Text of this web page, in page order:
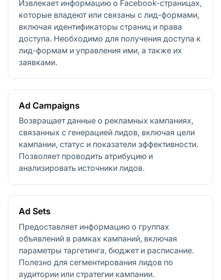
Извлекает информацию о Facebook-страницах,
которые владеют или связаны с лид-формами,
включая идентификаторы страниц и права
доступа. Необходимо для получения доступа к
лид-формам и управления ими, а также их
заявками.
Ad Campaigns
Возвращает данные о рекламных кампаниях,
связанных с генерацией лидов, включая цели
кампании, статус и показатели эффективности.
Позволяет проводить атрибуцию и
анализировать источники лидов.
Ad Sets
Предоставляет информацию о группах
объявлений в рамках кампаний, включая
параметры таргетинга, бюджет и расписание.
Полезно для сегментирования лидов по
аудитории или стратегии кампании.